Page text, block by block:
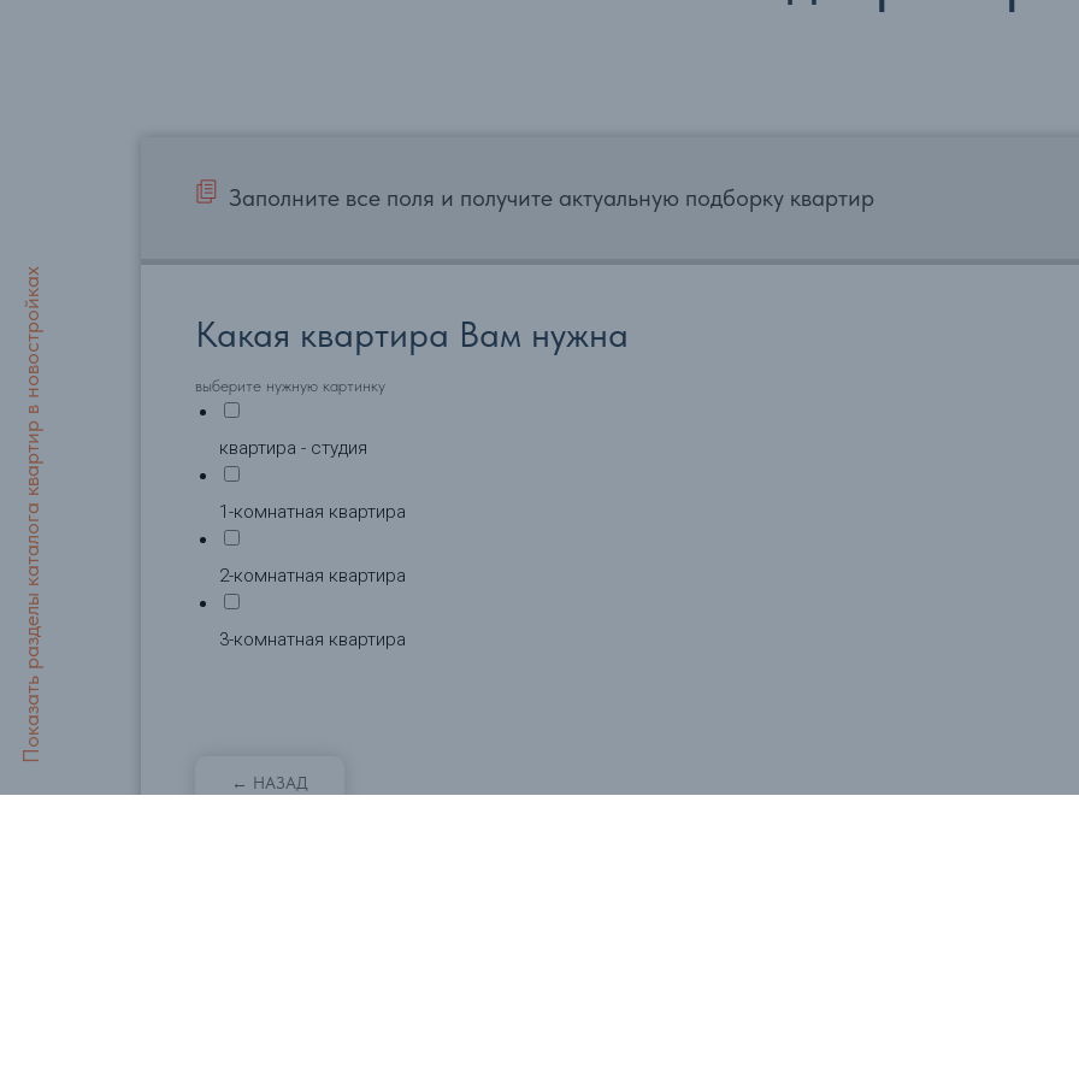
Показать разделы каталога квартир в новостройках
Заполните все поля и получите актуальную подборку квартир
Какая квартира Вам нужна
выберите нужную картинку
квартира - студия
1-комнатная квартира
2-комнатная квартира
3-комнатная квартира
← НАЗАД